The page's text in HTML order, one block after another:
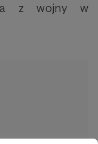
z wojny w